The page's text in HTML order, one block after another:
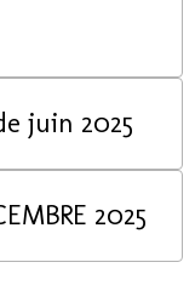
inscription Passage de grade juin 2025
2025